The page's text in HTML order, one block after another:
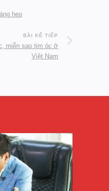
heo
BÀI KẾ TIẾP
miễn sao tim óc ở
Việt Nam